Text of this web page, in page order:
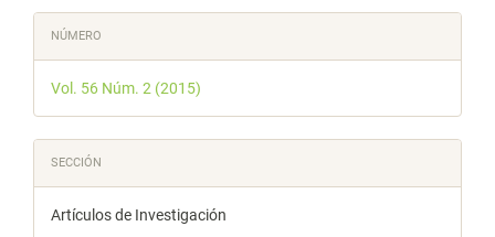
Detalles
del
artículo
NÚMERO
Vol. 56 Núm. 2 (2015)
SECCIÓN
Artículos de Investigación